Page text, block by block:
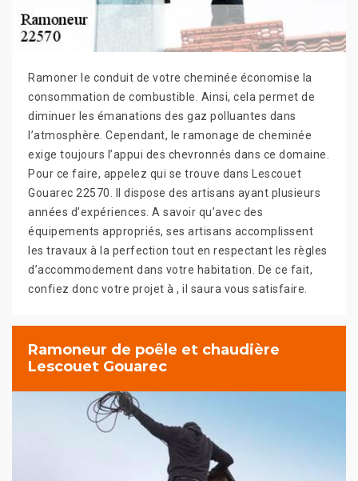
Ramoner le conduit de votre cheminée économise la
consommation de combustible. Ainsi, cela permet de
diminuer les émanations des gaz polluantes dans
l’atmosphère. Cependant, le ramonage de cheminée
exige toujours l’appui des chevronnés dans ce domaine.
Pour ce faire, appelez qui se trouve dans Lescouet
Gouarec 22570. Il dispose des artisans ayant plusieurs
années d’expériences. A savoir qu’avec des
équipements appropriés, ses artisans accomplissent
les travaux à la perfection tout en respectant les règles
d’accommodement dans votre habitation. De ce fait,
confiez donc votre projet à , il saura vous satisfaire.
Ramoneur de poêle et chaudière
Lescouet Gouarec